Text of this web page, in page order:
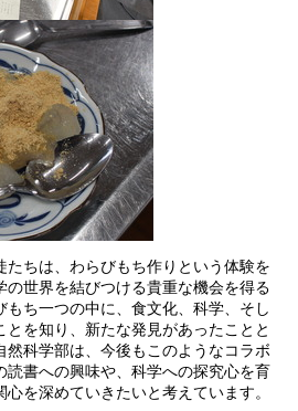
たちは、わらびもち作りという体験を
の世界を結びつける貴重な機会を得る
もち一つの中に、食文化、科学、そし
を知り、新たな発見があったことと
然科学部は、今後もこのようなコラボ
読書への興味や、科学への探究心を育
を深めていきたいと考えています。